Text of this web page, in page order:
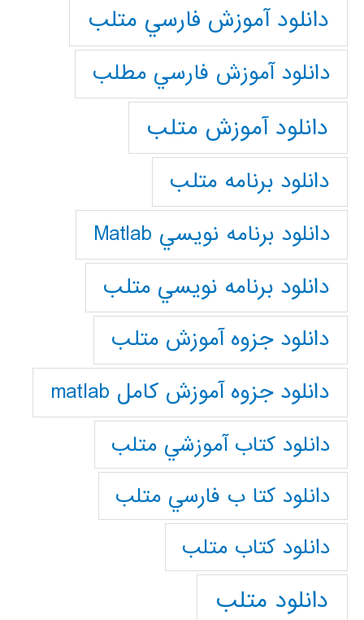
دانلود آموزش فارسي متلب
دانلود آموزش فارسي مطلب
دانلود آموزش متلب
دانلود برنامه متلب
دانلود برنامه نويسي Matlab
دانلود برنامه نويسي متلب
دانلود جزوه آموزش متلب
دانلود جزوه آموزش کامل matlab
دانلود كتاب آموزشي متلب
دانلود كتا ب فارسي متلب
دانلود كتاب متلب
دانلود متلب